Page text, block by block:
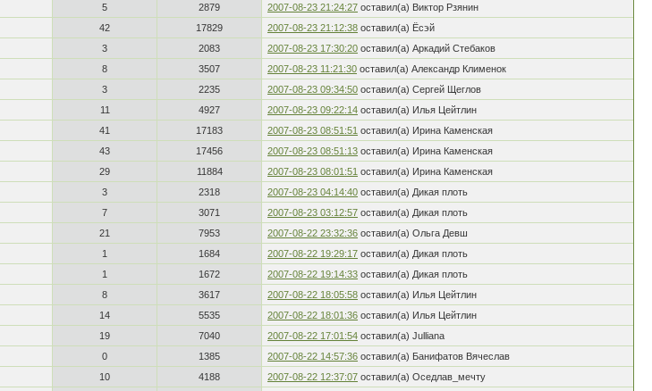
5 2879 2007-08-23 21:24:27 оставил(а) Виктор Рзянин
42 17829 2007-08-23 21:12:38 оставил(а) Ёсэй
3 2083 2007-08-23 17:30:20 оставил(а) Аркадий Стебаков
8 3507 2007-08-23 11:21:30 оставил(а) Александр Клименок
3 2235 2007-08-23 09:34:50 оставил(а) Сергей Щеглов
11 4927 2007-08-23 09:22:14 оставил(а) Илья Цейтлин
41 17183 2007-08-23 08:51:51 оставил(а) Ирина Каменская
43 17456 2007-08-23 08:51:13 оставил(а) Ирина Каменская
29 11884 2007-08-23 08:01:51 оставил(а) Ирина Каменская
3 2318 2007-08-23 04:14:40 оставил(а) Дикая плоть
7 3071 2007-08-23 03:12:57 оставил(а) Дикая плоть
21 7953 2007-08-22 23:32:36 оставил(а) Ольга Девш
1 1684 2007-08-22 19:29:17 оставил(а) Дикая плоть
1 1672 2007-08-22 19:14:33 оставил(а) Дикая плоть
8 3617 2007-08-22 18:05:58 оставил(а) Илья Цейтлин
14 5535 2007-08-22 18:01:36 оставил(а) Илья Цейтлин
19 7040 2007-08-22 17:01:54 оставил(а) Julliana
0 1385 2007-08-22 14:57:36 оставил(а) Банифатов Вячеслав
10 4188 2007-08-22 12:37:07 оставил(а) Оседлав_мечту